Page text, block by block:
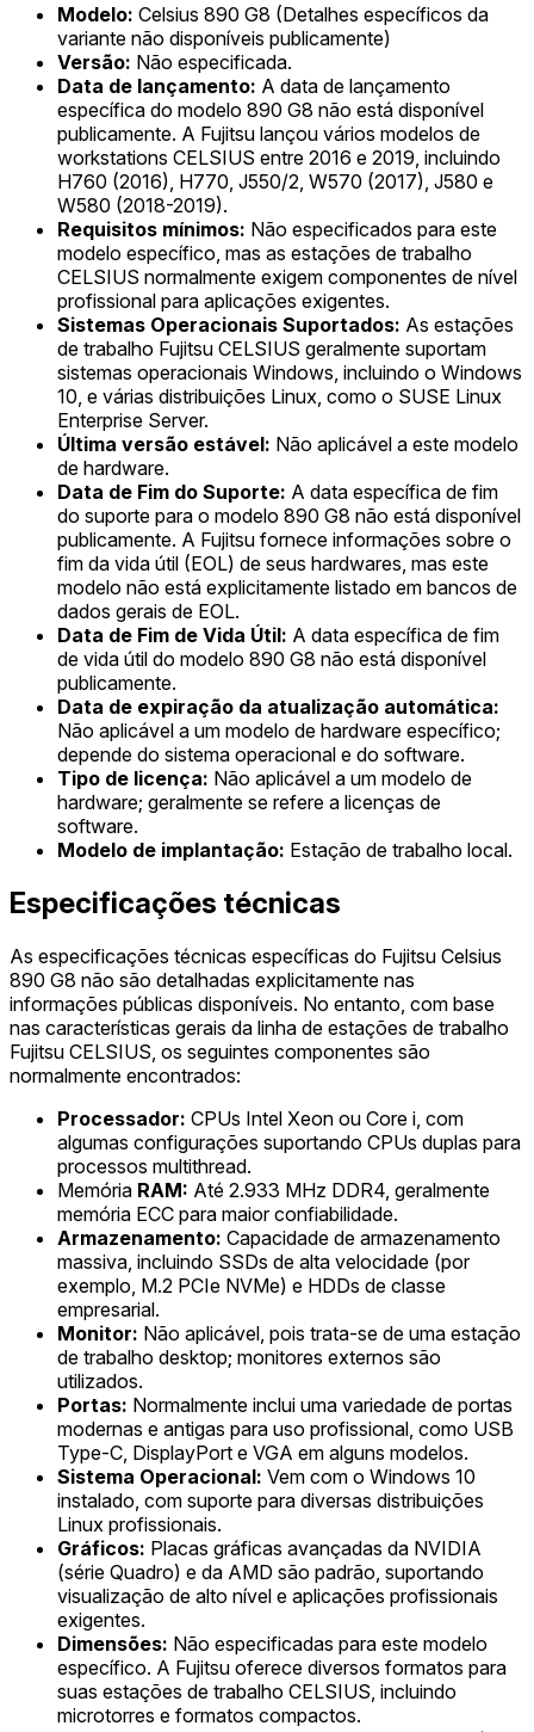
Modelo: Celsius 890 G8 (Detalhes específicos da
variante não disponíveis publicamente)
Versão: Não especificada.
Data de lançamento: A data de lançamento
específica do modelo 890 G8 não está disponível
publicamente. A Fujitsu lançou vários modelos de
workstations CELSIUS entre 2016 e 2019, incluindo
H760 (2016), H770, J550/2, W570 (2017), J580 e
W580 (2018-2019).
Requisitos mínimos: Não especificados para este
modelo específico, mas as estações de trabalho
CELSIUS normalmente exigem componentes de nível
profissional para aplicações exigentes.
Sistemas Operacionais Suportados: As estações
de trabalho Fujitsu CELSIUS geralmente suportam
sistemas operacionais Windows, incluindo o Windows
10, e várias distribuições Linux, como o SUSE Linux
Enterprise Server.
Última versão estável: Não aplicável a este modelo
de hardware.
Data de Fim do Suporte: A data específica de fim
do suporte para o modelo 890 G8 não está disponível
publicamente. A Fujitsu fornece informações sobre o
fim da vida útil (EOL) de seus hardwares, mas este
modelo não está explicitamente listado em bancos de
dados gerais de EOL.
Data de Fim de Vida Útil: A data específica de fim
de vida útil do modelo 890 G8 não está disponível
publicamente.
Data de expiração da atualização automática:
Não aplicável a um modelo de hardware específico;
depende do sistema operacional e do software.
Tipo de licença: Não aplicável a um modelo de
hardware; geralmente se refere a licenças de
software.
Modelo de implantação: Estação de trabalho local.
Especificações técnicas
As especificações técnicas específicas do Fujitsu Celsius
890 G8 não são detalhadas explicitamente nas
informações públicas disponíveis. No entanto, com base
nas características gerais da linha de estações de trabalho
Fujitsu CELSIUS, os seguintes componentes são
normalmente encontrados:
Processador: CPUs Intel Xeon ou Core i, com
algumas configurações suportando CPUs duplas para
processos multithread.
Memória RAM: Até 2.933 MHz DDR4, geralmente
memória ECC para maior confiabilidade.
Armazenamento: Capacidade de armazenamento
massiva, incluindo SSDs de alta velocidade (por
exemplo, M.2 PCIe NVMe) e HDDs de classe
empresarial.
Monitor: Não aplicável, pois trata-se de uma estação
de trabalho desktop; monitores externos são
utilizados.
Portas: Normalmente inclui uma variedade de portas
modernas e antigas para uso profissional, como USB
Type-C, DisplayPort e VGA em alguns modelos.
Sistema Operacional: Vem com o Windows 10
instalado, com suporte para diversas distribuições
Linux profissionais.
Gráficos: Placas gráficas avançadas da NVIDIA
(série Quadro) e da AMD são padrão, suportando
visualização de alto nível e aplicações profissionais
exigentes.
Dimensões: Não especificadas para este modelo
específico. A Fujitsu oferece diversos formatos para
suas estações de trabalho CELSIUS, incluindo
microtorres e formatos compactos.